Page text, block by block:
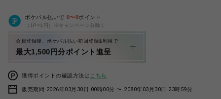
ポケパル払いで 0〜0ポイント
（1P=1円）※キャンペーン分除く
会員登録後、ポケパル払い初回登録&利用で
最大1,500円分ポイント進呈
獲得ポイントの確認方法は こちら
販売期間 2026年03月30日 00時00分 〜 2080年03月30日 23時59分